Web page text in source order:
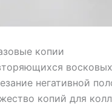
копии
негативной
копий для